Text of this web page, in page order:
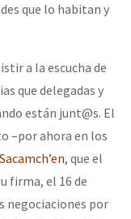
que lo habitan y
a la escucha de
que delegadas y
están junt@s. El
–por ahora en los
, que el
firma, el 16 de
negociaciones por